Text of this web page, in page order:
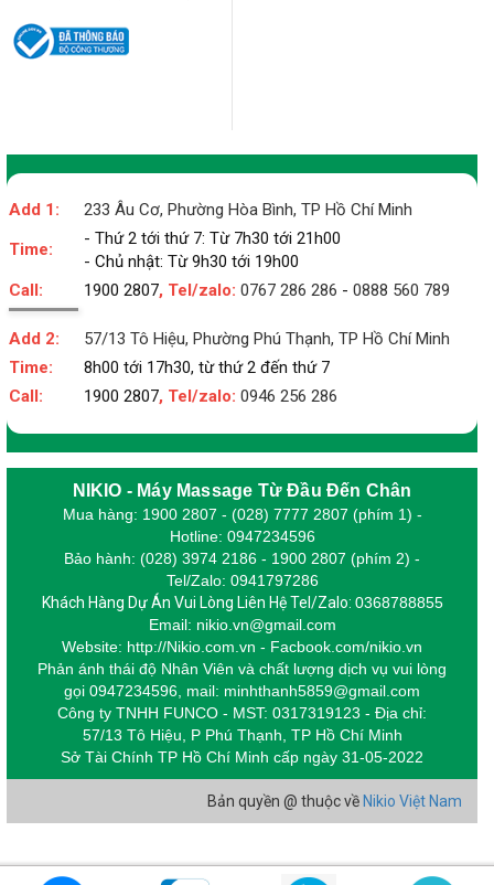
Add 1: 233 Âu Cơ, Phường Hòa Bình, TP Hồ Chí Minh
Time:
- Thứ 2 tới thứ 7: Từ 7h30 tới 21h00
- Chủ nhật: Từ 9h30 tới 19h00
Call:
1900 2807, Tel/zalo: 0767 286 286 - 0888 560 789
Add 2:
57/13 Tô Hiệu, Phường Phú Thạnh, TP Hồ Chí Minh
Time:
8h00 tới 17h30, từ thứ 2 đến thứ 7
Call:
1900 2807, Tel/zalo: 0946 256 286
NIKIO - Máy Massage Từ Đầu Đến Chân
Mua hàng: 1900 2807 - (028) 7777 2807 (phím 1) -
Hotline: 0947234596
Bảo hành: (028) 3974 2186 - 1900 2807 (phím 2) -
Tel/Zalo: 0941797286
Khách Hàng Dự Án Vui Lòng Liên Hệ Tel/Zalo: 0368788855
Email: nikio.vn@gmail.com
Website: http://Nikio.com.vn - Facbook.com/nikio.vn
Phản ánh thái độ Nhân Viên và chất lượng dịch vụ vui lòng
gọi 0947234596, mail: minhthanh5859@gmail.com
Công ty TNHH FUNCO - MST: 0317319123 - Địa chỉ:
57/13 Tô Hiệu, P Phú Thạnh, TP Hồ Chí Minh
Sở Tài Chính TP Hồ Chí Minh cấp ngày 31-05-2022
Bản quyền @ thuộc về Nikio Việt Nam